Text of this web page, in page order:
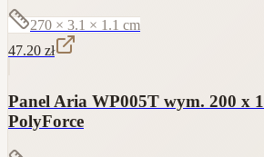
270 × 3.1 × 1.1 cm
47.20 zł
Panel Aria WP005T wym. 200 x
PolyForce